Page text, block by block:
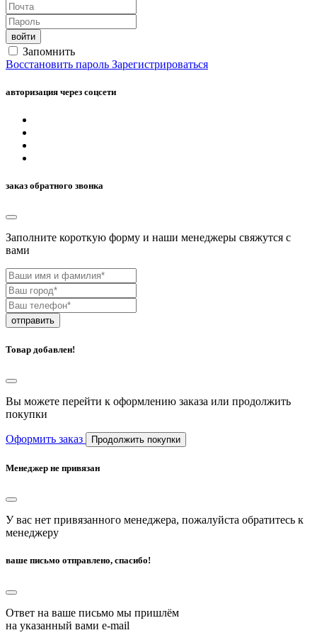
войти
Запомнить
Восстановить пароль Зарегистрироваться
авторизация через соцсети
заказ обратного звонка
Заполните короткую форму и наши менеджеры свяжутcя с
вами
отправить
Товар добавлен!
Вы можете перейти к оформлению заказа или продолжить
покупки
Оформить заказ Продолжить покупки
Менеджер не привязан
У вас нет привязанного менеджера, пожалуйста обратитесь к
менеджеру
ваше письмо отправлено, спасибо!
Ответ на ваше письмо мы пришлём
на указанный вами e-mail